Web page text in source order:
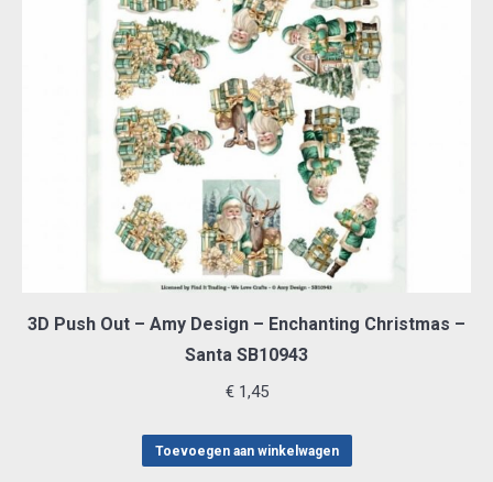
3D Push Out – Amy Design – Enchanting Christmas –
Santa SB10943
€1,45
Toevoegen aan winkelwagen